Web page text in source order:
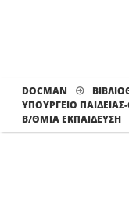
DOCMAN
ΥΠΟΥΡΓΕΙΟ
Β/ΘΜΙΑ ΕΚΠΑΊΔΕΥΣΗ